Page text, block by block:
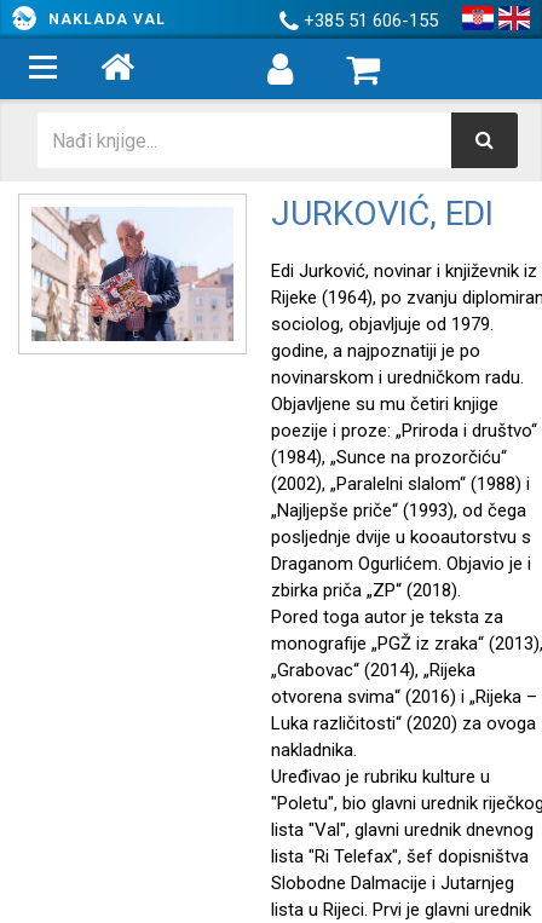
NAKLADA VAL +385 51 606-155
JURKOVIĆ, EDI
Edi Jurković, novinar i književnik iz
Rijeke (1964), po zvanju
sociolog, objavljuje od 1979.
godine, a najpoznatiji je po
novinarskom i uredničkom radu.
Objavljene su mu četiri knjige
poezije i proze: „Priroda i društvo“
(1984), „Sunce na prozorčiću“
(2002), „Paralelni slalom“ (1988) i
„Najljepše priče“ (1993), od čega
posljednje dvije u kooautorstvu s
Draganom Ogurlićem. Objavio je i
zbirka priča „ZP“ (2018).
Pored toga autor je teksta za
monografije „PGŽ iz zraka“ (2013),
„Grabovac“ (2014), „Rijeka
otvorena svima“ (2016) i „Rijeka –
Luka različitosti“ (2020) za ovoga
nakladnika.
Uređivao je rubriku kulture u
"Poletu", bio glavni urednik
lista "Val", glavni urednik dnevnog
lista "Ri Telefax", šef dopisništva
Slobodne Dalmacije i Jutarnjeg
lista u Rijeci. Prvi je glavni urednik